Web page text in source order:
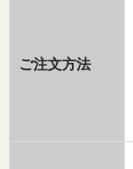
ご注文方法